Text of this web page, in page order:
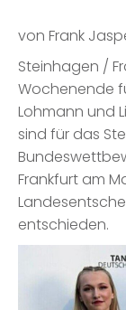
von Frank
Steinhagen /
Wochenende
Lohmann und
sind für das
Frankfurt am
entschieden.